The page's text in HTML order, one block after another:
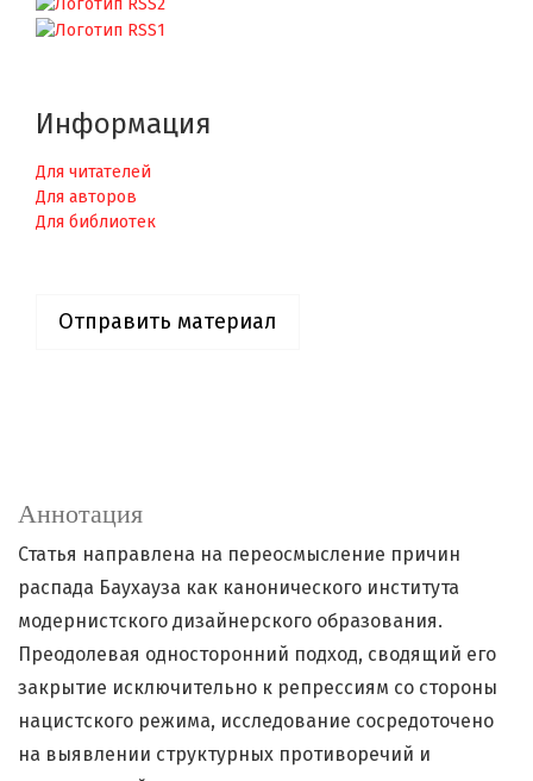
Информация
Для читателей
Для авторов
Для библиотек
Отправить материал
Аннотация
Статья направлена на переосмысление причин
распада Баухауза как канонического института
модернистского дизайнерского образования.
Преодолевая односторонний подход, сводящий его
закрытие исключительно к репрессиям со стороны
нацистского режима, исследование сосредоточено
на выявлении структурных противоречий и